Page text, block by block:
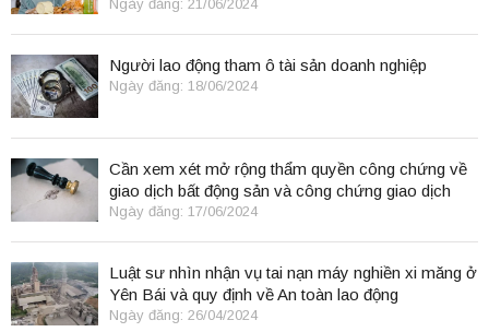
Biệt
Ngày đăng: 21/06/2024
Người lao động tham ô tài sản doanh nghiệp
Ngày đăng: 18/06/2024
Cần xem xét mở rộng thẩm quyền công chứng về
giao dịch bất động sản và công chứng giao dịch
điện tử.
Ngày đăng: 17/06/2024
Luật sư nhìn nhận vụ tai nạn máy nghiền xi măng ở
Yên Bái và quy định về An toàn lao động
Ngày đăng: 26/04/2024